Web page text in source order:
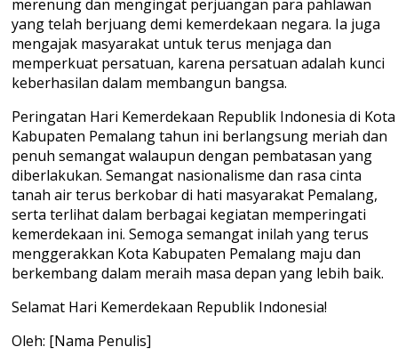
merenung dan mengingat perjuangan para pahlawan
yang telah berjuang demi kemerdekaan negara. Ia juga
mengajak masyarakat untuk terus menjaga dan
memperkuat persatuan, karena persatuan adalah kunci
keberhasilan dalam membangun bangsa.
Peringatan Hari Kemerdekaan Republik Indonesia di Kota
Kabupaten Pemalang tahun ini berlangsung meriah dan
penuh semangat walaupun dengan pembatasan yang
diberlakukan. Semangat nasionalisme dan rasa cinta
tanah air terus berkobar di hati masyarakat Pemalang,
serta terlihat dalam berbagai kegiatan memperingati
kemerdekaan ini. Semoga semangat inilah yang terus
menggerakkan Kota Kabupaten Pemalang maju dan
berkembang dalam meraih masa depan yang lebih baik.
Selamat Hari Kemerdekaan Republik Indonesia!
Oleh: [Nama Penulis]